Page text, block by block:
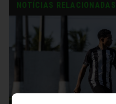
NOTÍCIAS RELACIONADAS